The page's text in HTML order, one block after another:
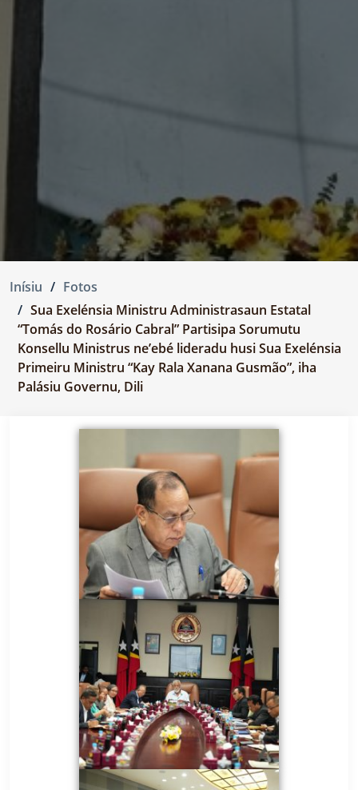
Inísiu
Fotos
Sua Exelénsia Ministru Administrasaun Estatal
“Tomás do Rosário Cabral” Partisipa Sorumutu
Konsellu Ministrus ne’ebé lideradu husi Sua Exelénsia
Primeiru Ministru “Kay Rala Xanana Gusmão”, iha
Palásiu Governu, Dili